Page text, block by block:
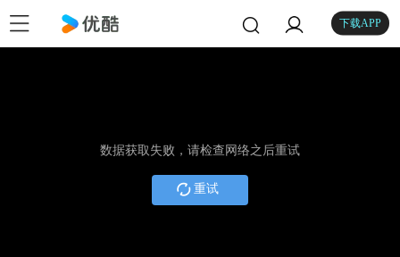
下载APP
数据获取失败，请检查网络之后重试
重试